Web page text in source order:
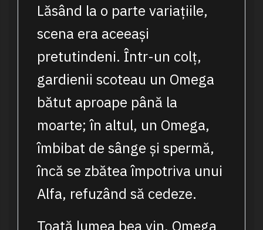
Lăsând la o parte variațiile,
scena era aceeași
pretutindeni. Într-un colț,
gardienii scoteau un Omega
bătut aproape până la
moarte; în altul, un Omega,
îmbibat de sânge și spermă,
încă se zbătea împotriva unui
Alfa, refuzând să cedeze.
Toată lumea bea vin. Omega